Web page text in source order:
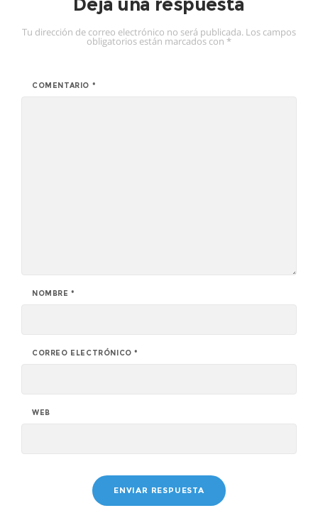
Deja una respuesta
Tu dirección de correo electrónico no será publicada. Los campos
obligatorios están marcados con *
COMENTARIO *
NOMBRE*
CORREO ELECTRÓNICO*
WEB